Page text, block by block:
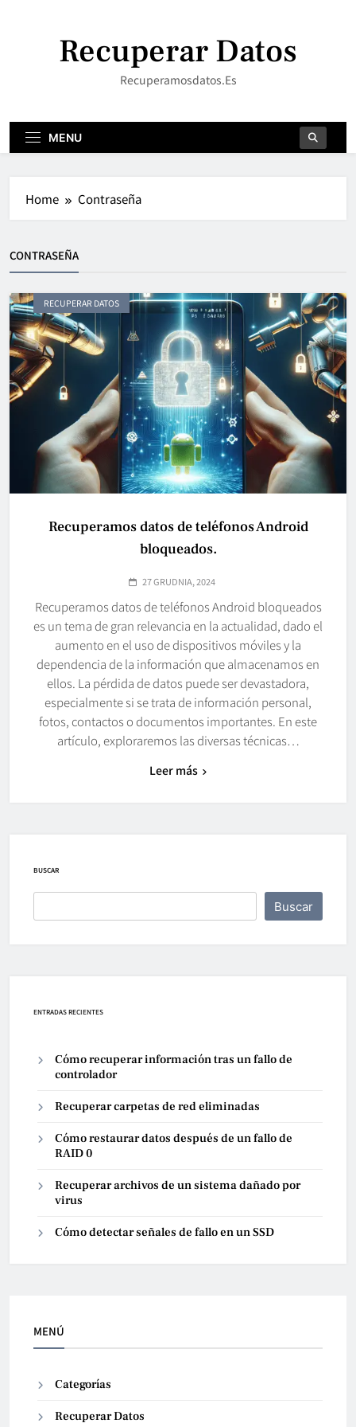
Recuperar Datos
Recuperamosdatos.es
MENU
Home Contraseña
CONTRASEÑA
RECUPERAR DATOS
Recuperamos datos de teléfonos Android
bloqueados.
27 GRUDNIA, 2024
Recuperamos datos de teléfonos Android bloqueados
es un tema de gran relevancia en la actualidad, dado el
aumento en el uso de dispositivos móviles y la
dependencia de la información que almacenamos en
ellos. La pérdida de datos puede ser devastadora,
especialmente si se trata de información personal,
fotos, contactos o documentos importantes. En este
artículo, exploraremos las diversas técnicas…
Leer más
BUSCAR
Buscar
ENTRADAS RECIENTES
Cómo recuperar información tras un fallo de
controlador
Recuperar carpetas de red eliminadas
Cómo restaurar datos después de un fallo de
RAID 0
Recuperar archivos de un sistema dañado por
virus
Cómo detectar señales de fallo en un SSD
MENÚ
Categorías
Recuperar Datos